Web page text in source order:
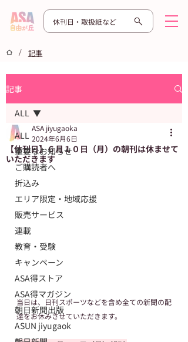
休刊日・取扱紙など
/ 記事
記事
ALL
重要なお知らせ
ご購読者へ
折込み
エリア限定・地域応援
販売サービス
連載
教育・受験
キャンペーン
ASA得ストア
ASA得マガジン
朝日新聞出版
ASUN jiyugaok
ALL
【休刊日】６月１０日（月）の朝刊は休ませて
いただきます
ASA jiyugaoka
2024年6月6日
当日は、日刊スポーツなどを含め全ての新聞の配
達をお休みさせていただきます。